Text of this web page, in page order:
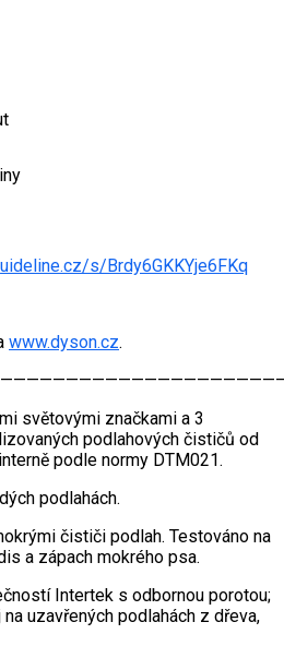
s/Brdy6GKKYje6FKq
www.dyson.cz.
světovými značkami a 3
podlahových čističů od
podle normy DTM021.
podlahách.
čističi podlah. Testováno na
a zápach mokrého psa.
Intertek s odbornou porotou;
uzavřených podlahách z dřeva,